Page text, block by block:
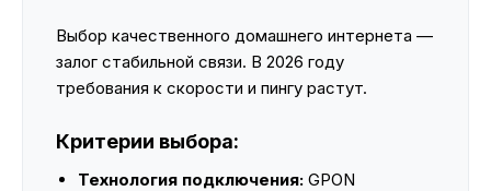
Выбор качественного домашнего интернета —
залог стабильной связи. В 2026 году
требования к скорости и пингу растут.
Критерии выбора:
Технология подключения: GPON